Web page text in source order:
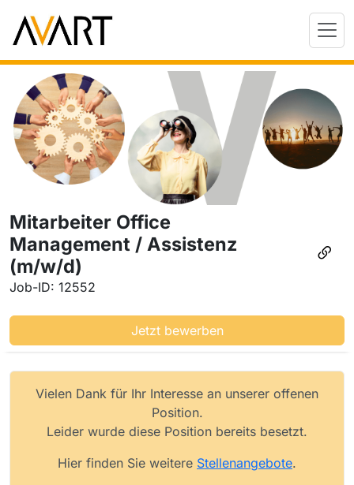
Mitarbeiter Office
Management / Assistenz
(m/w/d)
Job-ID: 12552
Jetzt bewerben
Vielen Dank für Ihr Interesse an unserer offenen
Position.
Leider wurde diese Position bereits besetzt.
Hier finden Sie weitere Stellenangebote.